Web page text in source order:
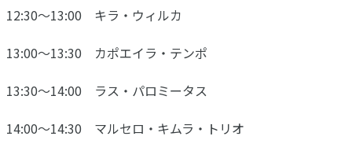
12:30〜13:00 キラ・ウィルカ
13:00〜13:30 カポエイラ・テンポ
13:30〜14:00 ラス・パロミータス
14:00〜14:30 マルセロ・キムラ・トリオ